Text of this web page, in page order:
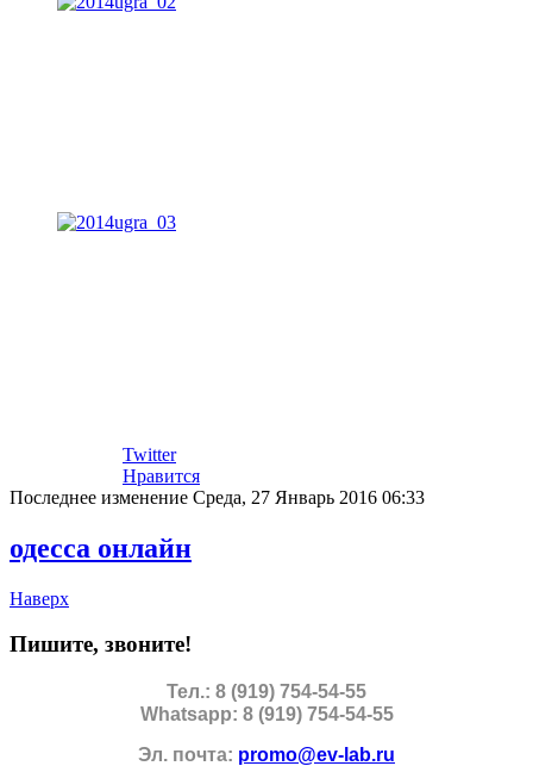
Twitter
Нравится
Последнее изменение Среда, 27 Январь 2016 06:33
одесса онлайн
Наверх
Пишите, звоните!
Тел.: 8 (919) 754-54-55
Whatsapp: 8 (919) 754-54-55
Эл. почта: promo@ev-lab.ru